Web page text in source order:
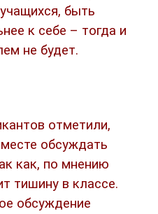
быть
к себе – тогда и
не будет.
отметили,
обсуждать
как, по мнению
тишину в классе.
обсуждение